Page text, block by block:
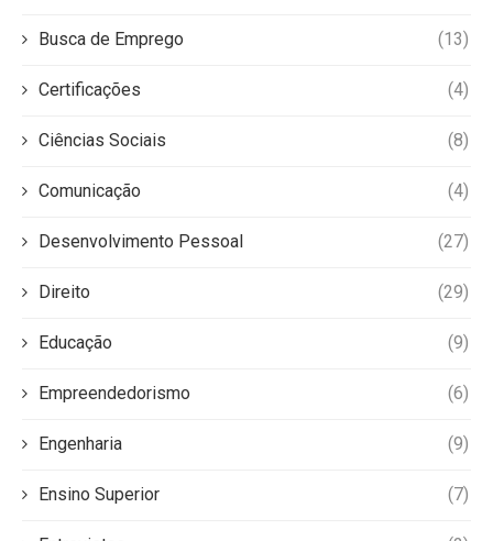
Busca de Emprego (13)
Certificações (4)
Ciências Sociais (8)
Comunicação (4)
Desenvolvimento Pessoal (27)
Direito (29)
Educação (9)
Empreendedorismo (6)
Engenharia (9)
Ensino Superior (7)